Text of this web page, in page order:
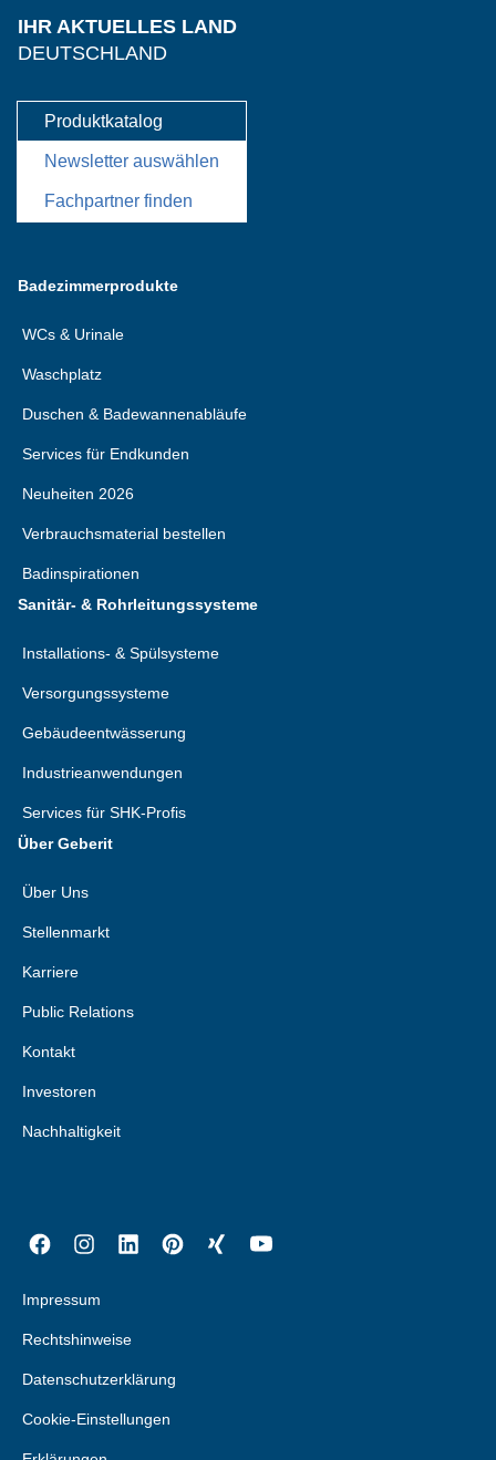
IHR AKTUELLES LAND
DEUTSCHLAND
Produktkatalog
Newsletter auswählen
Fachpartner finden
Badezimmerprodukte
WCs & Urinale
Waschplatz
Duschen & Badewannenabläufe
Services für Endkunden
Neuheiten 2026
Verbrauchsmaterial bestellen
Badinspirationen
Sanitär- & Rohrleitungssysteme
Installations- & Spülsysteme
Versorgungssysteme
Gebäudeentwässerung
Industrieanwendungen
Services für SHK-Profis
Über Geberit
Über Uns
Stellenmarkt
Karriere
Public Relations
Kontakt
Investoren
Nachhaltigkeit
Impressum
Rechtshinweise
Datenschutzerklärung
Cookie-Einstellungen